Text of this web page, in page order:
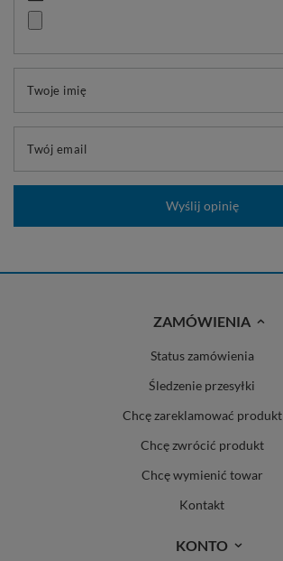
Twoje imię
Twój email
Wyślij opinię
ZAMÓWIENIA
Status zamówienia
Śledzenie przesyłki
Chcę zareklamować produkt
Chcę zwrócić produkt
Chcę wymienić towar
Kontakt
KONTO